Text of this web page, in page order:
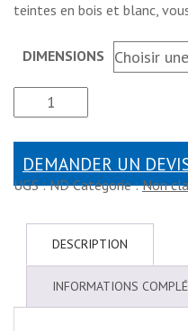
teintes en bois et blanc,
DIMENSIONS
DEMANDER UN
UGS :ND Catégorie :Non
DESCRIPTION
INFORMATIONS